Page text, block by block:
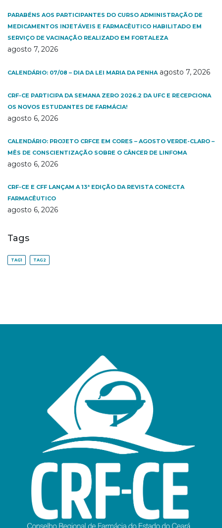
PARABÉNS AOS PARTICIPANTES DO CURSO ADMINISTRAÇÃO DE
MEDICAMENTOS INJETÁVEIS E FARMACÊUTICO HABILITADO EM
SERVIÇO DE VACINAÇÃO REALIZADO EM FORTALEZA
agosto 7, 2026
CALENDÁRIO: 07/08 – DIA DA LEI MARIA DA PENHA agosto 7, 2026
CRF-CE PARTICIPA DA SEMANA ZERO 2026.2 DA UFC E RECEPCIONA
OS NOVOS ESTUDANTES DE FARMÁCIA!
agosto 6, 2026
CALENDÁRIO: PROJETO CRFCE EM CORES – AGOSTO VERDE-CLARO –
MÊS DE CONSCIENTIZAÇÃO SOBRE O CÂNCER DE LINFOMA
agosto 6, 2026
CRF-CE E CFF LANÇAM A 13ª EDIÇÃO DA REVISTA CONECTA
FARMACÊUTICO
agosto 6, 2026
Tags
TAG1 TAG2